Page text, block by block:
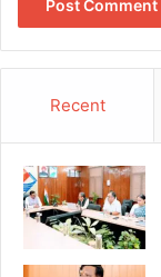
Recent